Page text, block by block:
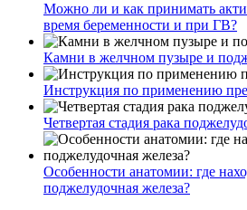
Можно ли и как принимать
время беременности и при ГВ?
Камни в желчном пузыре и
Инструкция по применению
Четвертая стадия рака
Особенности анатомии: где
поджелудочная железа?